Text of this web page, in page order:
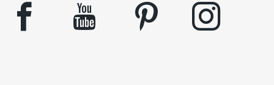
facebook youtube pinterest instagram